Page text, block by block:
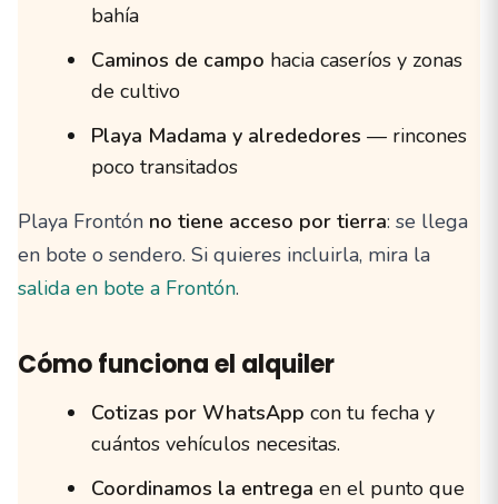
bahía
Caminos de campo hacia caseríos y zonas
de cultivo
Playa Madama y alrededores — rincones
poco transitados
Playa Frontón no tiene acceso por tierra: se llega
en bote o sendero. Si quieres incluirla, mira la
salida en bote a Frontón.
Cómo funciona el alquiler
Cotizas por WhatsApp con tu fecha y
cuántos vehículos necesitas.
Coordinamos la entrega en el punto que